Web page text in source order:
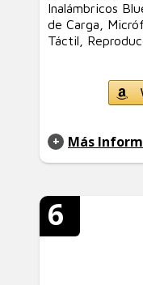
Inalámbricos
de Carga,
Táctil,
Más
6